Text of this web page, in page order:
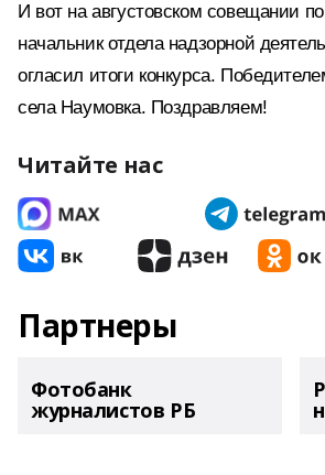
И вот на августовском совещании
начальник отдела надзорной
огласил итоги конкурса.
села Наумовка. Поздравляем!
Читайте нас
Партнеры
Фотобанк
журналистов РБ